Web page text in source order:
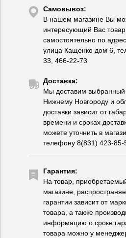
Самовывоз:
В нашем магазине Вы
интересующий Вас товар
самостоятельно по
улица Кащенко дом 6,
33, 466-22-73
Доставка:
Мы доставим
Нижнему Новгороду и
доставки зависит от
времени и сроках
можете уточнить в
телефону 8(831) 423-85-
Гарантия:
На товар,
магазине,
гарантии зависит от
товара, а также
информацию о сроке
товара можно у